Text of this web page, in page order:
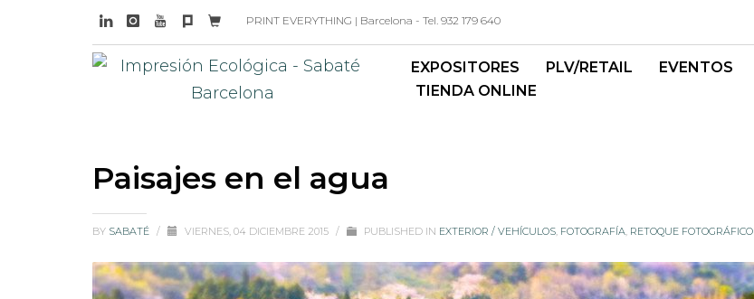
PRINT EVERYTHING | Barcelona - Tel. 932 179 640
EXPOSITORES PLV/RETAIL EVENTOS
TIENDA ONLINE
Paisajes en el agua
BY SABATÉ / VIERNES, 04 DICIEMBRE 2015 / PUBLISHED IN EXTERIOR / VEHÍCULOS, FOTOGRAFÍA, RETOQUE FOTOGRÁFICO